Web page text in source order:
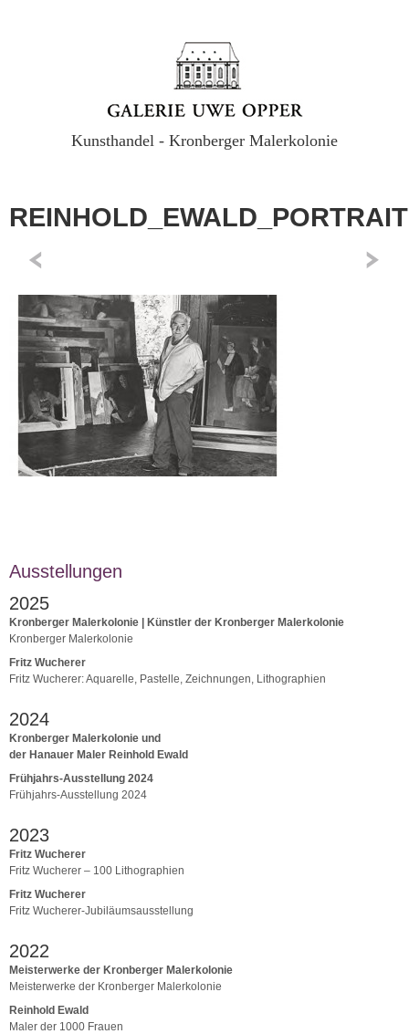
Kunsthandel - Kronberger Malerkolonie
Ausstellungen
2025
Kronberger Malerkolonie | Künstler der Kronberger Malerkolonie
Kronberger Malerkolonie
Fritz Wucherer
Fritz Wucherer: Aquarelle, Pastelle, Zeichnungen, Lithographien
2024
Kronberger Malerkolonie und
der Hanauer Maler Reinhold Ewald
Frühjahrs-Ausstellung 2024
Frühjahrs-Ausstellung 2024
2023
Fritz Wucherer
Fritz Wucherer – 100 Lithographien
Fritz Wucherer
Fritz Wucherer-Jubiläumsausstellung
2022
Meisterwerke der Kronberger Malerkolonie
Meisterwerke der Kronberger Malerkolonie
Reinhold Ewald
Maler der 1000 Frauen